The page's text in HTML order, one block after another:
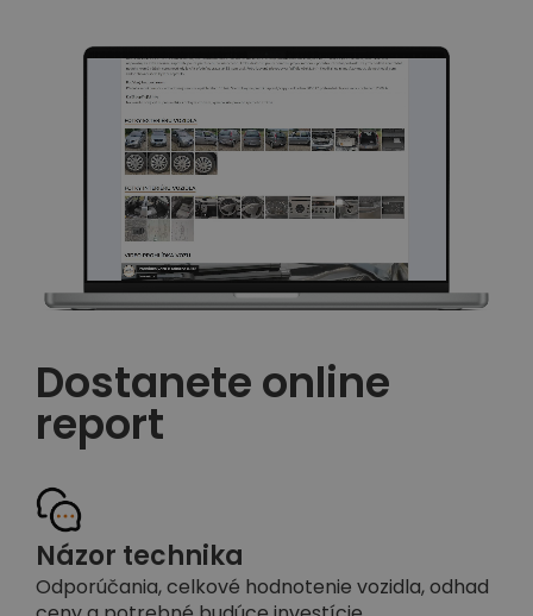
Dostanete online
report
Názor technika
Odporúčania, celkové hodnotenie vozidla, odhad